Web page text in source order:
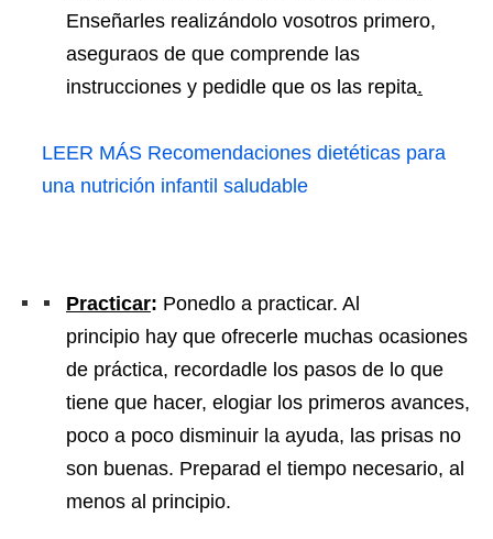
Enseñarles realizándolo vosotros primero,
aseguraos de que comprende las
instrucciones y pedidle que os las repita.
LEER MÁS Recomendaciones dietéticas para
una nutrición infantil saludable
Practicar: Ponedlo a practicar. Al
principio hay que ofrecerle muchas ocasiones
de práctica, recordadle los pasos de lo que
tiene que hacer, elogiar los primeros avances,
poco a poco disminuir la ayuda, las prisas no
son buenas. Preparad el tiempo necesario, al
menos al principio.